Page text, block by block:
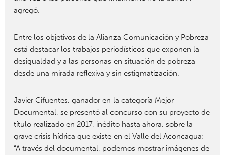
agregó.
Entre los objetivos de la Alianza Comunicación y Pobreza
está destacar los trabajos periodísticos que exponen la
desigualdad y a las personas en situación de pobreza
desde una mirada reflexiva y sin estigmatización.
Javier Cifuentes, ganador en la categoría Mejor
Documental, se presentó al concurso con su proyecto de
título realizado en 2017, inédito hasta ahora, sobre la
grave crisis hídrica que existe en el Valle del Aconcagua:
“A través del documental, podemos mostrar imágenes de